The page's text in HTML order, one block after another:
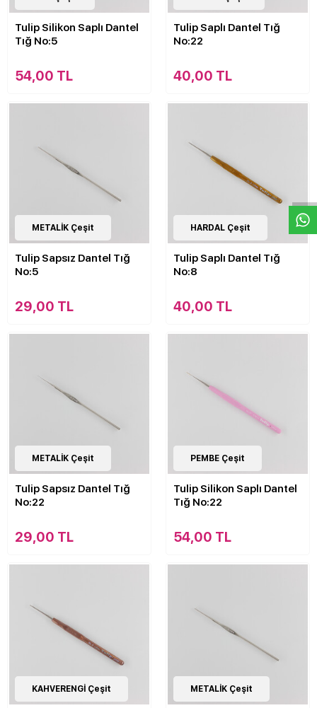
Tulip Silikon Saplı Dantel
Tığ No:5
54,00 TL
Tulip Saplı Dantel Tığ
No:22
40,00 TL
15 Çeşit
METALİK Çeşit
Tulip Sapsız Dantel Tığ
No:5
29,00 TL
13Çeşit
HARDAL Çeşit
Tulip Saplı Dantel Tığ
No:8
40,00 TL
15 Çeşit
METALİK Çeşit
Tulip Sapsız Dantel Tığ
No:22
29,00 TL
15Çeşit
PEMBE Çeşit
Tulip Silikon Saplı Dantel
Tığ No:22
54,00 TL
13Çeşit
KAHVERENGİ Çeşit 15 Çeşit
METALİK Çeşit